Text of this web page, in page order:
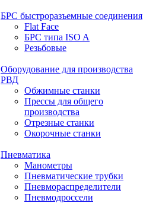
БРС быстроразъемные соединения
Flat Face
БРС типа ISO A
Резьбовые
Оборудование для производства
РВД
Обжимные станки
Прессы для общего
производства
Отрезные станки
Окорочные станки
Пневматика
Манометры
Пневматические трубки
Пневмораспределители
Пневмодроссели